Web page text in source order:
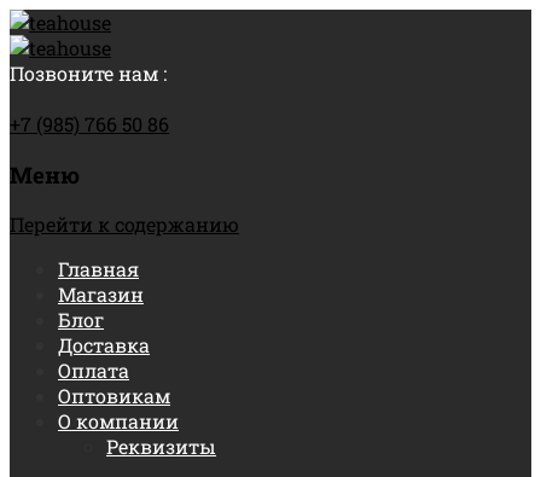
Позвоните нам :
+7 (985) 766 50 86
Меню
Перейти к содержанию
Главная
Магазин
Блог
Доставка
Оплата
Оптовикам
О компании
Реквизиты